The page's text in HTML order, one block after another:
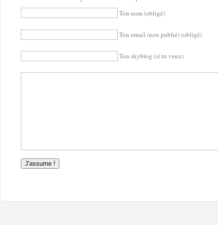
Ton nom (obligé)
Ton email (non publié) (obligé)
Ton skyblog (si tu veux)